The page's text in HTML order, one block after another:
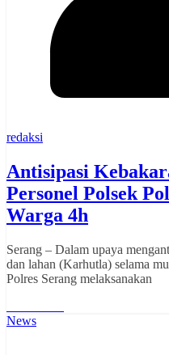
redaksi
Antisipasi
Personel Polsek
Warga 4h
Serang – Dalam upaya
dan lahan (Karhutla) selama
Polres Serang melaksanakan
News